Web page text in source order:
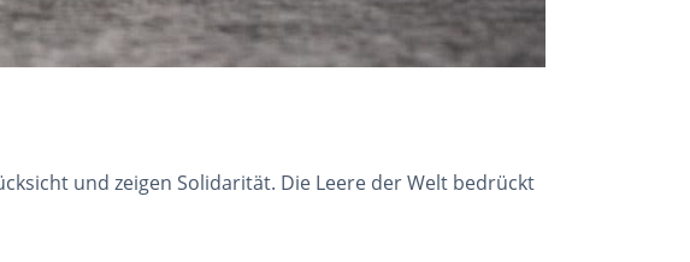
und zeigen Solidarität. Die Leere der Welt bedrückt